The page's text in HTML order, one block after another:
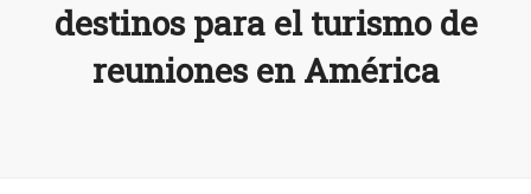
destinos para el turismo de
reuniones en América